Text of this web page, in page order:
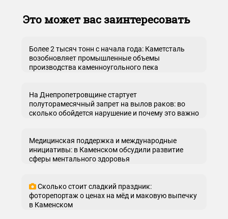
Это может вас заинтересовать
Более 2 тысяч тонн с начала года: Каметсталь
возобновляет промышленные объемы
производства каменноугольного пека
На Днепропетровщине стартует
полуторамесячный запрет на вылов раков: во
сколько обойдется нарушение и почему это важно
Медицинская поддержка и международные
инициативы: в Каменском обсудили развитие
сферы ментального здоровья
Сколько стоит сладкий праздник:
фоторепортаж о ценах на мёд и маковую выпечку
в Каменском